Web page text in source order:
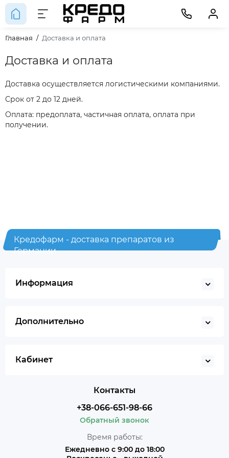
Главная Доставка и оплата
Доставка и оплата
Доставка осуществляется логистическими компаниями.
Срок от 2 до 12 дней.
Оплата: предоплата, частичная оплата, оплата при
получении.
Кредофарм - доставка препаратов из
Германии
Информация
Дополнительно
Кабинет
Контакты
+38-066-651-98-66
Обратный звонок
Время работы:
Ежедневно с 9:00 до 18:00